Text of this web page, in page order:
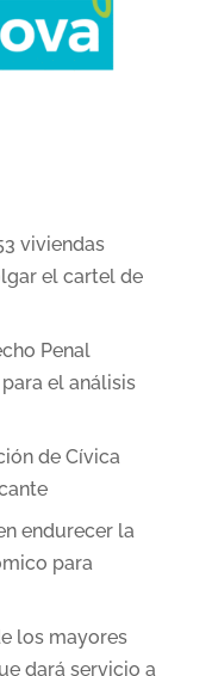
viviendas
el cartel de
Penal
el análisis
de Cívica
endurecer la
para
los mayores
dará servicio a